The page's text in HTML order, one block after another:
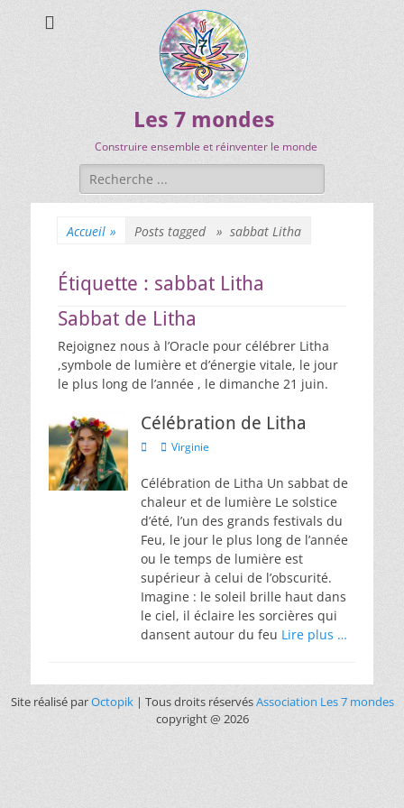
Les 7 mondes
Construire ensemble et réinventer le monde
Accueil » Posts tagged » sabbat Litha
Étiquette : sabbat Litha
Sabbat de Litha
Rejoignez nous à l’Oracle pour célébrer Litha
,symbole de lumière et d’énergie vitale, le jour
le plus long de l’année , le dimanche 21 juin.
Célébration de Litha
Virginie
Célébration de Litha Un sabbat de
chaleur et de lumière Le solstice
d’été, l’un des grands festivals du
Feu, le jour le plus long de l’année
ou le temps de lumière est
supérieur à celui de l’obscurité.
Imagine : le soleil brille haut dans
le ciel, il éclaire les sorcières qui
dansent autour du feu Lire plus …
Site réalisé parOctopik| Tous droits réservésAssociation Les 7 mondes
copyright @ 2026